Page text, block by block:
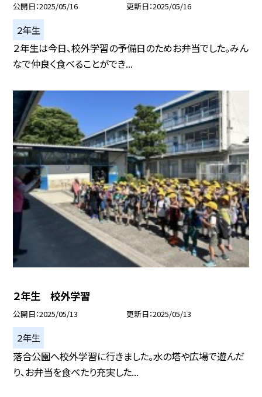
公開日 2025/05/16 更新日 2025/05/16
２年生
２年生は今日、校外学習の予備日のためお弁当でした。みん
なで仲良く食べることができ...
２年生 校外学習
公開日 2025/05/13 更新日 2025/05/13
２年生
落合公園へ校外学習に行きました。水の塔や広場で遊んだ
り、お弁当を食べたり充実した...